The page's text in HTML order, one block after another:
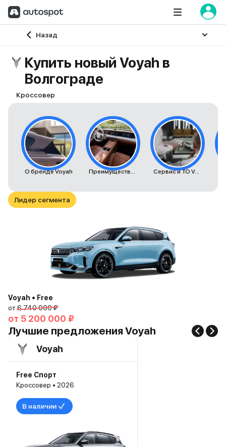
Назад
Главная
Купить новый Voyah в
Волгограде
Кроссовер
О бренде Voyah Преимущества автомобилей Voyah Сервис и ТО Voyah
Лидер сегмента
Voyah • Free
от6 740 000 ₽
от 5 200 000 ₽
Лучшие предложения Voyah
Voyah
Free Спорт
Кроссовер • 2026
В наличии